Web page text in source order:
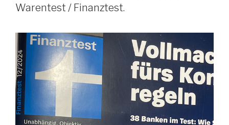
Warentest / Finanztest.